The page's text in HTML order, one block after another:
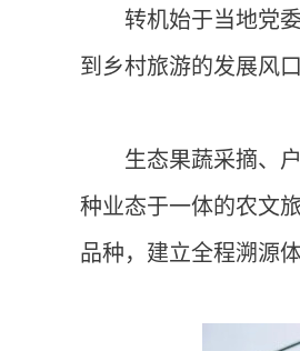
转机始于当地党
到乡村旅游的发展风
生态果蔬采摘、
种业态于一体的农文
品种，建立全程溯源